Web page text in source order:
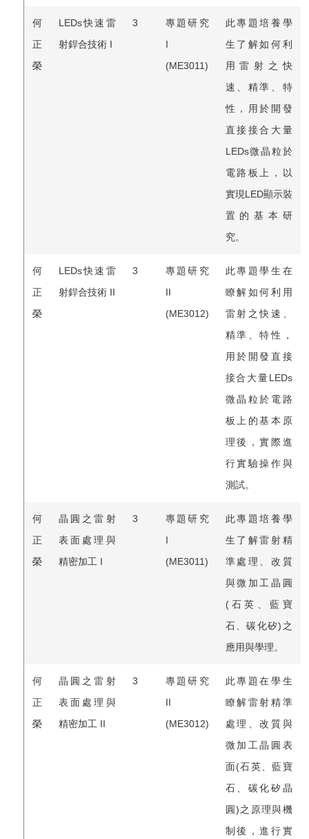
何
正
榮
LEDs快速雷
射銲合技術 I
3
專題研究
I
(ME3011)
此專題培養學
生了解如何利
用雷射之快
速、精準、特
性，用於開發
直接接合大量
LEDs微晶粒於
電路板上，以
實現LED顯示裝
置的基本研
究。
何
正
榮
LEDs快速雷
射銲合技術 II
3
專題研究
II
(ME3012)
此專題學生在
瞭解如何利用
雷射之快速、
精準、特性，
用於開發直接
接合大量LEDs
微晶粒於電路
板上的基本原
理後，實際進
行實驗操作與
測試。
何
正
榮
晶圓之雷射
表面處理與
精密加工 I
3
專題研究
I
(ME3011)
此專題培養學
生了解雷射精
準處理、改質
與微加工晶圓
(石英、藍寶
石、碳化矽)之
應用與學理。
何
正
榮
晶圓之雷射
表面處理與
精密加工 II
3
專題研究
II
(ME3012)
此專題在學生
瞭解雷射精準
處理、改質與
微加工晶圓表
面(石英、藍寶
石、碳化矽晶
圓)之原理與機
制後，進行實